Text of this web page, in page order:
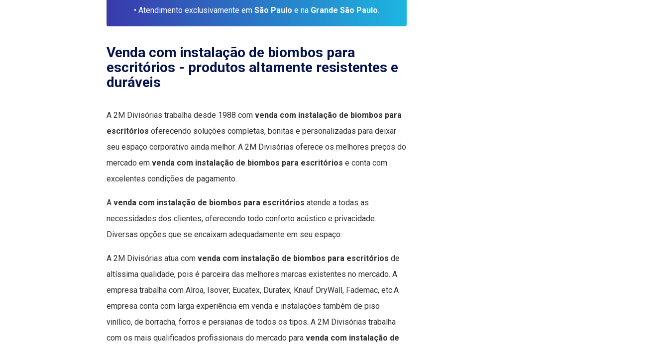
• Atendimento exclusivamente em São Paulo e na Grande São Paulo.
Venda com instalação de biombos para
escritórios - produtos altamente resistentes e
duráveis
A 2M Divisórias trabalha desde 1988 com venda com instalação de biombos para
escritórios oferecendo soluções completas, bonitas e personalizadas para deixar
seu espaço corporativo ainda melhor. A 2M Divisórias oferece os melhores preços do
mercado em venda com instalação de biombos para escritórios e conta com
excelentes condições de pagamento.
A venda com instalação de biombos para escritórios atende a todas as
necessidades dos clientes, oferecendo todo conforto acústico e privacidade.
Diversas opções que se encaixam adequadamente em seu espaço.
A 2M Divisórias atua com venda com instalação de biombos para escritórios de
altíssima qualidade, pois é parceira das melhores marcas existentes no mercado. A
empresa trabalha com Alroa, Isover, Eucatex, Duratex, Knauf DryWall, Fademac, etc.A
empresa conta com larga experiência em venda e instalações também de piso
vinílico, de borracha, forros e persianas de todos os tipos. A 2M Divisórias trabalha
com os mais qualificados profissionais do mercado para venda com instalação de